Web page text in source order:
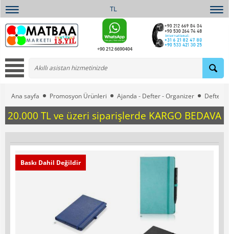
TL
+90 212 6690404
Ana sayfa Promosyon Ürünleri Ajanda - Defter - Organizer
20.000 TL ve üzeri siparişlerde KARGO BEDAVA
Baskı Dahil Değildir